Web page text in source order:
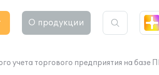
О продукции
учета торгового предприятия на базе